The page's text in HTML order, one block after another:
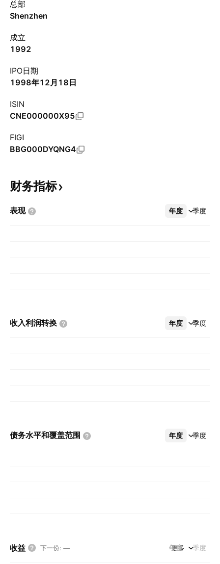
总部
Shenzhen
成立
1992
IPO日期
1998年12月18日
ISIN
CNE000000X95
FIGI
BBG000DYQNG4
财务指标
表现 年度 季度
更多
收入利润转换 年度 季度
更多
债务水平和覆盖范围 年度 季度
更多
收益 下一份: — 年度 季度
更多